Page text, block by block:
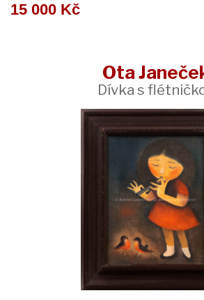
15 000 Kč
Ota
Dívka s